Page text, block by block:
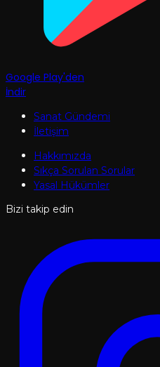
Google Play'den
İndir
Sanat Gündemi
İletişim
Hakkımızda
Sıkça Sorulan Sorular
Yasal Hükümler
Bizi takip edin